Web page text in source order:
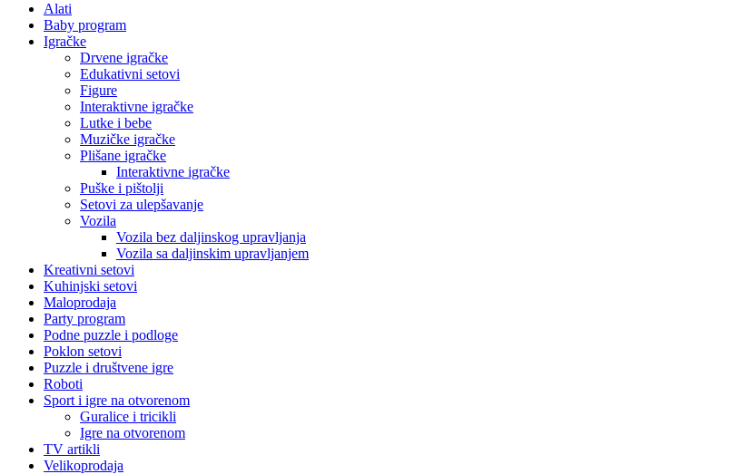
Alati
Baby program
Igračke
Drvene igračke
Edukativni setovi
Figure
Interaktivne igračke
Lutke i bebe
Muzičke igračke
Plišane igračke
Interaktivne igračke
Puške i pištolji
Setovi za ulepšavanje
Vozila
Vozila bez daljinskog upravljanja
Vozila sa daljinskim upravljanjem
Kreativni setovi
Kuhinjski setovi
Maloprodaja
Party program
Podne puzzle i podloge
Poklon setovi
Puzzle i društvene igre
Roboti
Sport i igre na otvorenom
Guralice i tricikli
Igre na otvorenom
TV artikli
Velikoprodaja